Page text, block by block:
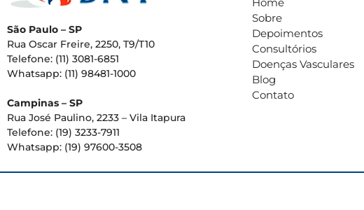
São Paulo – SP
Rua Oscar Freire, 2250, T9/T10
Telefone: (11) 3081-6851
Whatsapp: (11) 98481-1000
Campinas – SP
Rua José Paulino, 2233 – Vila Itapura
Telefone: (19) 3233-7911
Whatsapp: (19) 97600-3508
Sobre
Depoimentos
Consultórios
Doenças Vasculares
Blog
Contato